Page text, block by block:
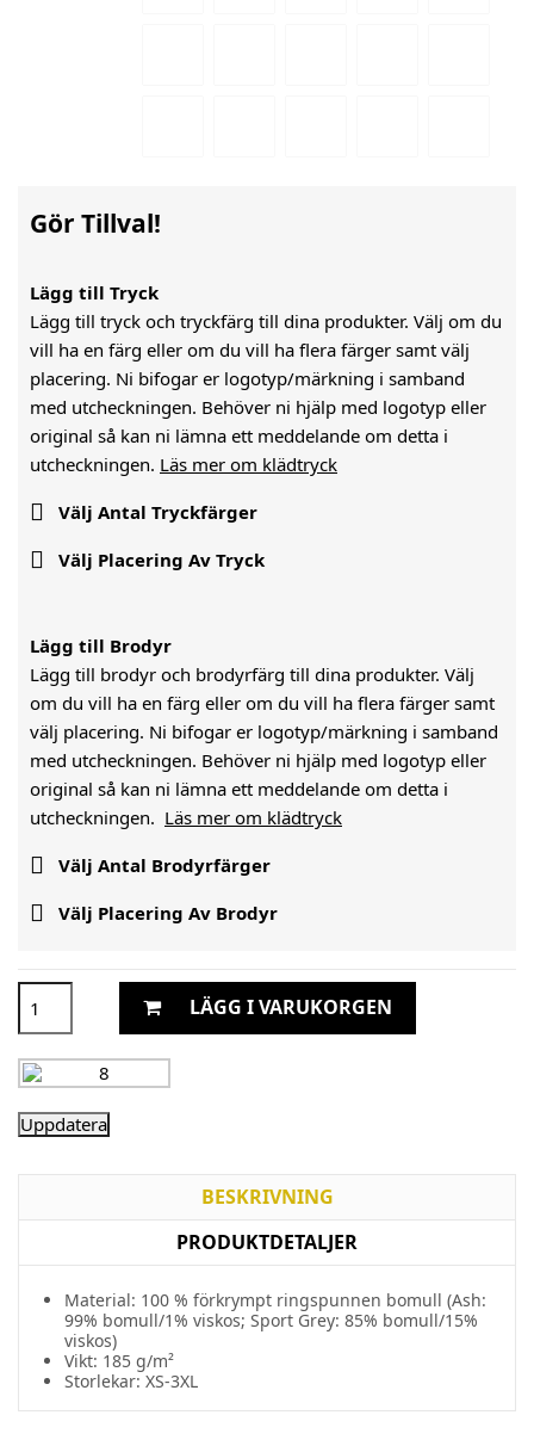
Gör Tillval!
Lägg till Tryck
Lägg till tryck och tryckfärg till dina produkter. Välj om du
vill ha en färg eller om du vill ha flera färger samt välj
placering. Ni bifogar er logotyp/märkning i samband
med utcheckningen. Behöver ni hjälp med logotyp eller
original så kan ni lämna ett meddelande om detta i
utcheckningen. Läs mer om klädtryck
 Välj Antal Tryckfärger
 Välj Placering Av Tryck
Lägg till Brodyr
Lägg till brodyr och brodyrfärg till dina produkter. Välj
om du vill ha en färg eller om du vill ha flera färger samt
välj placering. Ni bifogar er logotyp/märkning i samband
med utcheckningen. Behöver ni hjälp med logotyp eller
original så kan ni lämna ett meddelande om detta i
utcheckningen. Läs mer om klädtryck
 Välj Antal Brodyrfärger
 Välj Placering Av Brodyr
LÄGG I VARUKORGEN
BESKRIVNING
PRODUKTDETALJER
Material: 100 % förkrympt ringspunnen bomull (Ash:
99% bomull/1% viskos; Sport Grey: 85% bomull/15%
viskos)
Vikt: 185 g/m²
Storlekar: XS-3XL